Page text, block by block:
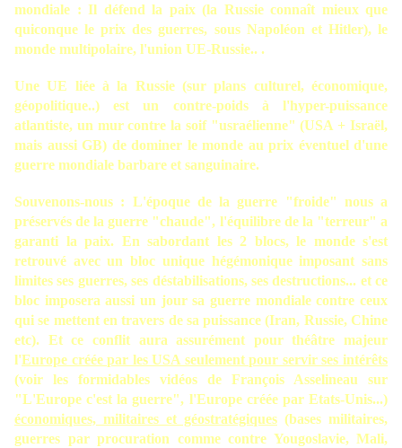
mondiale : Il défend la paix (la Russie connaît mieux que
quiconque le prix des guerres, sous Napoléon et Hitler), le
monde multipolaire, l'union UE-Russie.. .
Une UE liée à la Russie (sur plans culturel, économique,
géopolitique..) est un contre-poids à l'hyper-puissance
atlantiste, un mur contre la soif "usraélienne" (USA + Israël,
mais aussi GB) de dominer le monde au prix éventuel d'une
guerre mondiale barbare et sanguinaire.
Souvenons-nous : L'époque de la guerre "froide" nous a
préservés de la guerre "chaude", l'équilibre de la "terreur" a
garanti la paix. En sabordant les 2 blocs, le monde s'est
retrouvé avec un bloc unique hégémonique imposant sans
limites ses guerres, ses déstabilisations, ses destructions... et ce
bloc imposera aussi un jour sa guerre mondiale contre ceux
qui se mettent en travers de sa puissance (Iran, Russie, Chine
etc). Et ce conflit aura assurément pour théâtre majeur
l'Europe créée par les USA seulement pour servir ses intérêts
(voir les formidables vidéos de François Asselineau sur
"L'Europe c'est la guerre", l'Europe créée par Etats-Unis...)
économiques, militaires et géostratégiques (bases militaires,
guerres par procuration comme contre Yougoslavie, Mali,